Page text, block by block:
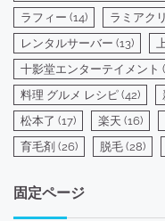
ラフィー (14) ラミアク
レンタルサーバー (13)
十影堂エンターテイメント
料理 グルメ レシピ (42)
松本了 (17) 楽天 (16)
育毛剤 (26) 脱毛 (28)
固定ページ